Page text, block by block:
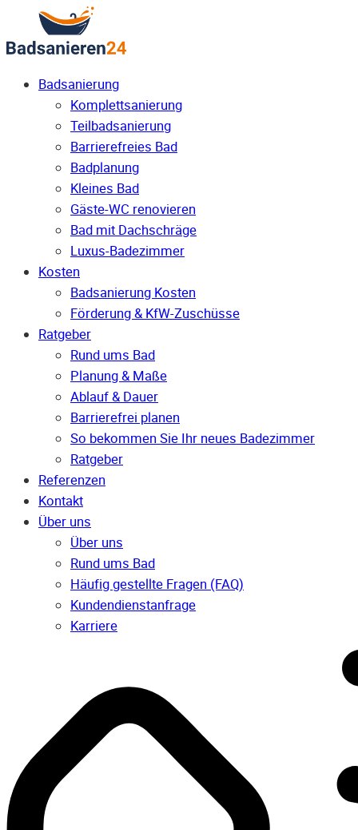
Badsanierung
Komplettsanierung
Teilbadsanierung
Barrierefreies Bad
Badplanung
Kleines Bad
Gäste-WC renovieren
Bad mit Dachschräge
Luxus-Badezimmer
Kosten
Badsanierung Kosten
Förderung & KfW-Zuschüsse
Ratgeber
Rund ums Bad
Planung & Maße
Ablauf & Dauer
Barrierefrei planen
So bekommen Sie Ihr neues Badezimmer
Ratgeber
Referenzen
Kontakt
Über uns
Über uns
Rund ums Bad
Häufig gestellte Fragen (FAQ)
Kunden­dienst­anfrage
Karriere